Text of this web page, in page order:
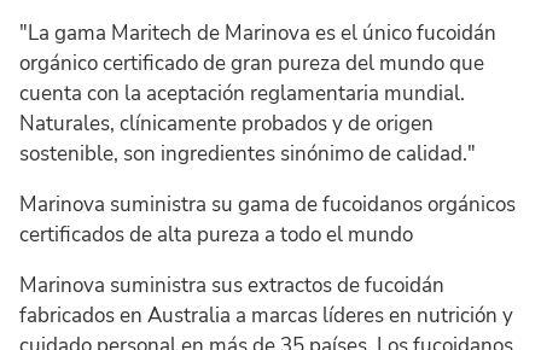
"La gama Maritech de Marinova es el único fucoidán
orgánico certificado de gran pureza del mundo que
cuenta con la aceptación reglamentaria mundial.
Naturales, clínicamente probados y de origen
sostenible, son ingredientes sinónimo de calidad."
Marinova suministra su gama de fucoidanos orgánicos
certificados de alta pureza a todo el mundo
Marinova suministra sus extractos de fucoidán
fabricados en Australia a marcas líderes en nutrición y